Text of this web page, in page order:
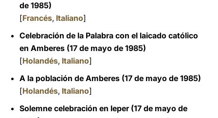
de 1985)
[Francés, Italiano]
Celebración de la Palabra con el laicado católico
en Amberes (17 de mayo de 1985)
[Holandés, Italiano]
A la población de Amberes (17 de mayo de 1985)
[Holandés, Italiano]
Solemne celebración en Ieper (17 de mayo de